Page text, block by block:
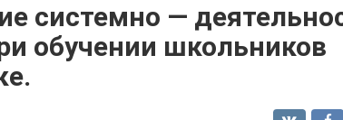
системно —
обучении школьников